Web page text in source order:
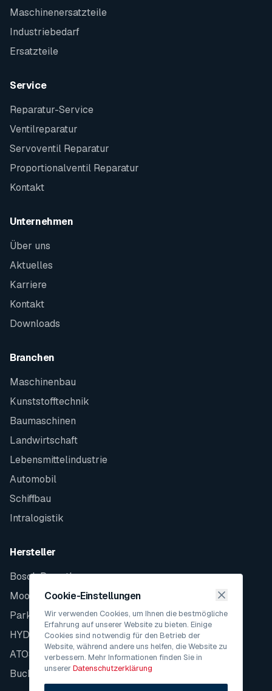
Maschinenersatzteile
Industriebedarf
Ersatzteile
Service
Reparatur-Service
Ventilreparatur
Servoventil Reparatur
Proportionalventil Reparatur
Kontakt
Unternehmen
Über uns
Aktuelles
Karriere
Kontakt
Downloads
Branchen
Maschinenbau
Kunststofftechnik
Baumaschinen
Landwirtschaft
Lebensmittelindustrie
Automobil
Schiffbau
Intralogistik
Hersteller
Bosch Rexroth
Moog
Parker
HYDAC
ATOS
Bucher
Cookie-Einstellungen
Wir verwenden Cookies, um Ihnen die bestmögliche
Erfahrung auf unserer Website zu bieten. Einige
Cookies sind notwendig für den Betrieb der
Website, während andere uns helfen, die Website zu
verbessern. Mehr Informationen finden Sie in
unsererDatenschutzerklärung